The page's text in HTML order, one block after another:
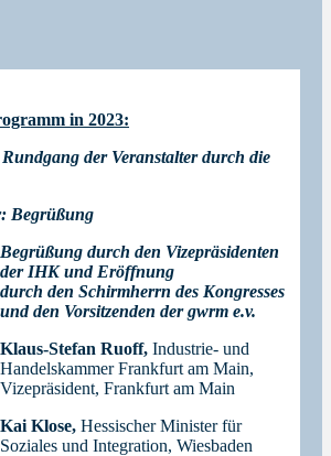
in 2023:
Rundgang der Veranstalter durch die
Begrüßung
Begrüßung durch den Vizepräsidenten
der IHK und Eröffnung
durch den Schirmherrn des Kongresses
und den Vorsitzenden der gwrm e.v.
Klaus-Stefan Ruoff, Industrie- und
Handelskammer Frankfurt am Main,
Vizepräsident, Frankfurt am Main
Kai Klose, Hessischer Minister für
Soziales und Integration, Wiesbaden